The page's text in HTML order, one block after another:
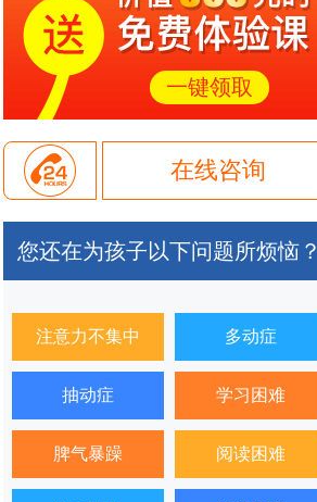
一键领取
在线咨询
您还在为孩子以下问题所烦恼？
注意力不集中 多动症
抽动症 学习困难
脾气暴躁 阅读困难